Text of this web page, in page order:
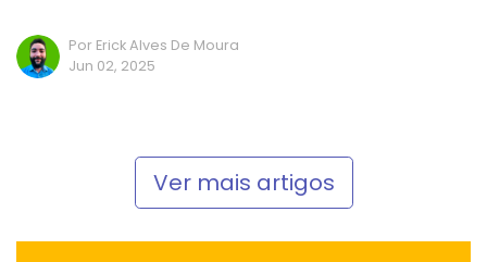
Por Erick Alves De Moura
Jun 02, 2025
Ver mais artigos